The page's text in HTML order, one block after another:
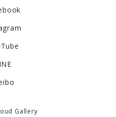
Gallery